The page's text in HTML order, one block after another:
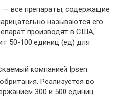
— все препараты, содержащие
называются его
производят в США,
50-100 единиц (ед) для
компанией Ipsen
Реализуется во
300 и 500 единиц